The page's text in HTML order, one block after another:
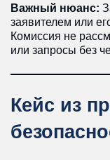
Важный нюанс:
заявителем или
Комиссия не
или запросы без
Кейс из